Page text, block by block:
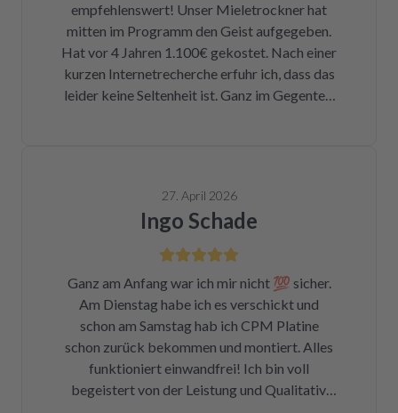
empfehlenswert! Unser Mieletrockner hat
mitten im Programm den Geist aufgegeben.
Hat vor 4 Jahren 1.100€ gekostet. Nach einer
kurzen Internetrecherche erfuhr ich, dass das
leider keine Seltenheit ist. Ganz im Gegenteil.
Modell und Fehler eingegeben und dann hatte
ich die Wahl, eine refurbished Platine für
139€ zu kaufen oder meine kaputte Platine
einzusenden und für 99€ reparieren zu lassen.
Der Ausbau war kein Hexenwerk. Ein paar
Fotos für den Wiedereinbau gemacht. Eine
halbe Stunde, nachdem mein Paket
angekommen war, bekam ich eine Rechnung
der Reparatur und das Teil war wieder auf
dem Rückweg zu mir!!! Unglaublich. Leider
27. April 2026
Ingo Schade
Ganz am Anfang war ich mir nicht 💯 sicher.
Am Dienstag habe ich es verschickt und
schon am Samstag hab ich CPM Platine
schon zurück bekommen und montiert. Alles
funktioniert einwandfrei! Ich bin voll
begeistert von der Leistung und Qualitativ.